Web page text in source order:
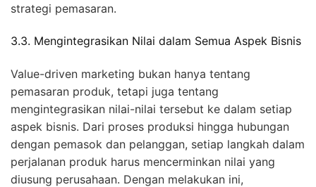
strategi pemasaran.
3.3. Mengintegrasikan Nilai dalam Semua Aspek Bisnis
Value-driven marketing bukan hanya tentang
pemasaran produk, tetapi juga tentang
mengintegrasikan nilai-nilai tersebut ke dalam setiap
aspek bisnis. Dari proses produksi hingga hubungan
dengan pemasok dan pelanggan, setiap langkah dalam
perjalanan produk harus mencerminkan nilai yang
diusung perusahaan. Dengan melakukan ini,